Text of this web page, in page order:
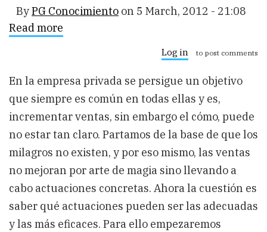
ByPG Conocimiento on 5 March, 2012 - 21:08
Read more
SBI
incrementar
las
ventas
Log in to post comments
En la empresa privada se persigue un objetivo
que siempre es común en todas ellas y es,
incrementar ventas, sin embargo el cómo, puede
no estar tan claro. Partamos de la base de que los
milagros no existen, y por eso mismo, las ventas
no mejoran por arte de magia sino llevando a
cabo actuaciones concretas. Ahora la cuestión es
saber qué actuaciones pueden ser las adecuadas
y las más eficaces. Para ello empezaremos